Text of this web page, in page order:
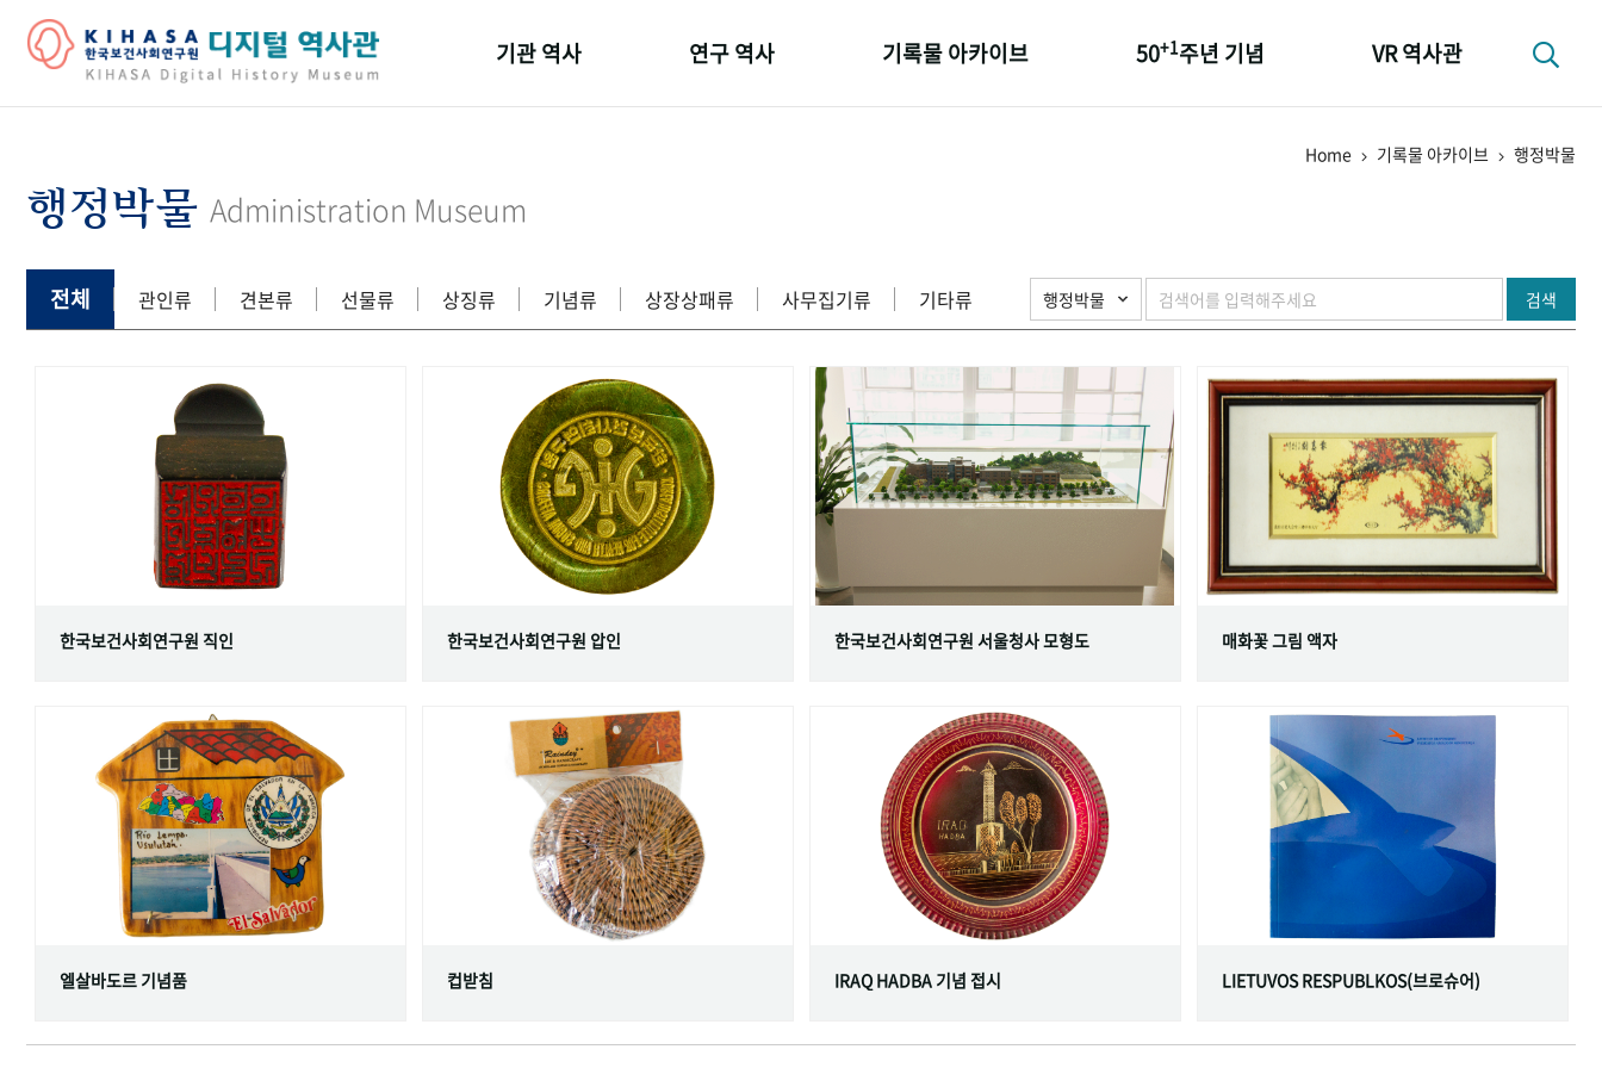
기관 역사
연구원 사람들
연구 역사
간행물 변천사
기록물 아카이브
영상 기록물
50+1주년 기념
세계와 함께 한 KIHASA
VR 역사관
Home 기록물 아카이브 행정박물
행정박물 Administration Museum
전체 관인류 견본류 선물류 상징류 기념류 상장상패류 사무집기류 기타류 검색
한국보건사회연구원 직인 한국보건사회연구원 압인 한국보건사회연구원 서울청사 모형도 매화꽃 그림 액자
엘살바도르 기념품 컵받침 IRAQ HADBA 기념 접시 LIETUVOS RESPUBLKOS(브로슈어)